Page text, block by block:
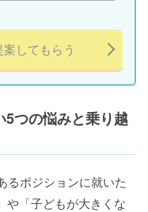
してもらう
つの悩みと乗り越
るポジションに就いた
や「子どもが大きくな